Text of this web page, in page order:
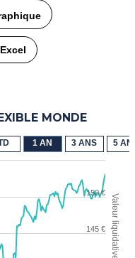
1 AN 3 ANS 5
Valeur liquidative (€)
MONDE
145 €
150 €